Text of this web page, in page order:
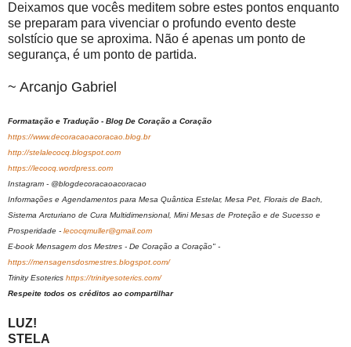
Deixamos que vocês meditem sobre estes pontos enquanto
se preparam para vivenciar o profundo evento deste
solstício que se aproxima. Não é apenas um ponto de
segurança, é um ponto de partida.
~ Arcanjo Gabriel
Formatação e Tradução - Blog De Coração a Coração
https://www.decoracaoacoracao.blog.br
http://stelalecocq.blogspot.com
https://lecocq.wordpress.com
Instagram - @blogdecoracaoacoracao
Informações e Agendamentos para Mesa Quântica Estelar, Mesa Pet, Florais de Bach,
Sistema Arcturiano de Cura Multidimensional, Mini Mesas de Proteção e de Sucesso e
Prosperidade - lecocqmuller@gmail.com
E-book Mensagem dos Mestres - De Coração a Coração" -
https://mensagensdosmestres.blogspot.com/
Trinity Esoterics https://trinityesoterics.com/
Respeite todos os créditos ao compartilhar
LUZ!
STELA